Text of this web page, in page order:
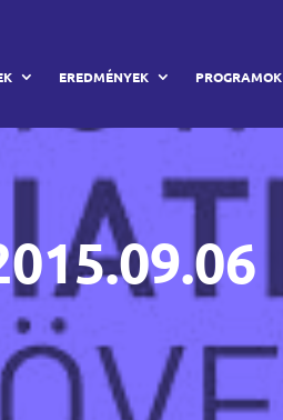
EREDMÉNYEK PROGRAMOK